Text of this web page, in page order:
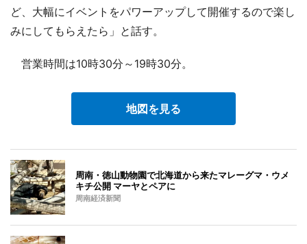
ど、大幅にイベントをパワーアップして開催するので楽し
みにしてもらえたら」と話す。
営業時間は10時30分～19時30分。
地図を見る
周南・徳山動物園で北海道から来たマレーグマ・ウメ
キチ公開 マーヤとペアに
周南経済新聞